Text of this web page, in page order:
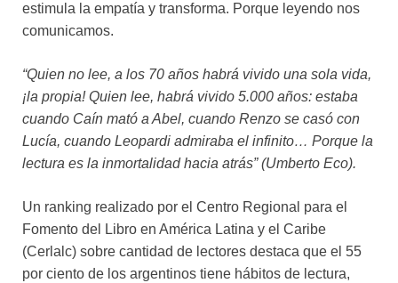
estimula la empatía y transforma. Porque leyendo nos
comunicamos.
“Quien no lee, a los 70 años habrá vivido una sola vida,
¡la propia! Quien lee, habrá vivido 5.000 años: estaba
cuando Caín mató a Abel, cuando Renzo se casó con
Lucía, cuando Leopardi admiraba el infinito… Porque la
lectura es la inmortalidad hacia atrás” (Umberto Eco).
Un ranking realizado por el Centro Regional para el
Fomento del Libro en América Latina y el Caribe
(Cerlalc) sobre cantidad de lectores destaca que el 55
por ciento de los argentinos tiene hábitos de lectura,